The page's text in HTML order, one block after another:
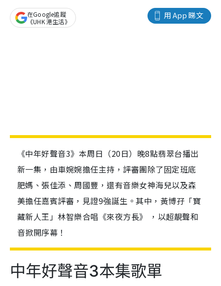
用 App 睇文
在Google追蹤
《UHK 港生活》
《中年好聲音3》本周日（20日）晚8點翡翠台播出
新一集，由車婉婉擔任主持，評審團除了固定班底
肥媽、張佳添、周國豐，還有音樂女神海兒以及森
美擔任嘉賓評審，見證9強誕生。其中，黃博孖「寶
藏新人王」林智樂合唱《來夜方長》 ，以超靚聲和
音掀開序幕！
中年好聲音3本集歌單